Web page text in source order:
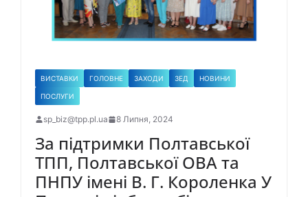
ВИСТАВКИ ГОЛОВНЕ ЗАХОДИ ЗЕД НОВИНИ
ПОСЛУГИ
sp_biz@tpp.pl.ua 8 Липня, 2024
За підтримки Полтавської
ТПП, Полтавської ОВА та
ПНПУ імені В. Г. Короленка У